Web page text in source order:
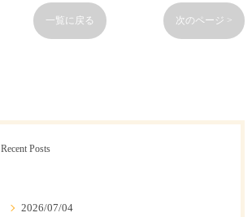
一覧に戻る 次のページ >
Recent Posts
2026/07/04